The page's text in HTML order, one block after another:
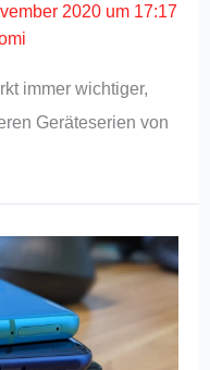
2020 um 17:17
immer wichtiger,
Geräteserien von